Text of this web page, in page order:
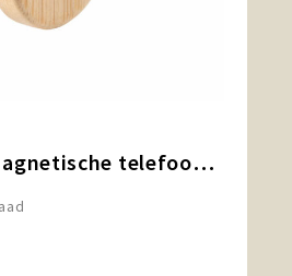
ELLAGAN - Magnetische telefoonhouder